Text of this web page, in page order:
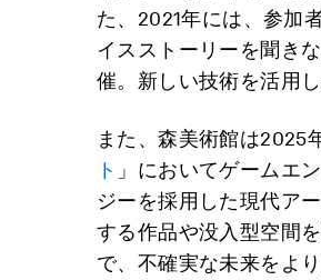
た、2021年には、参加
イスストーリーを聞き
催。新しい技術を活用
また、森美術館は2025
ト 」においてゲームエ
ジーを採用した現代ア
する作品や没入型空間
で、不確実な未来をよ